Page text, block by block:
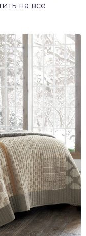
на все